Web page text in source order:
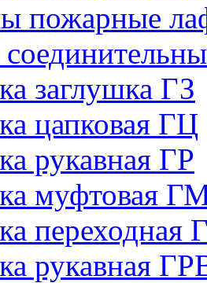
пожарные
заглушка ГЗ
цапковая ГЦ
рукавная ГР
муфтовая
переходная
рукавная